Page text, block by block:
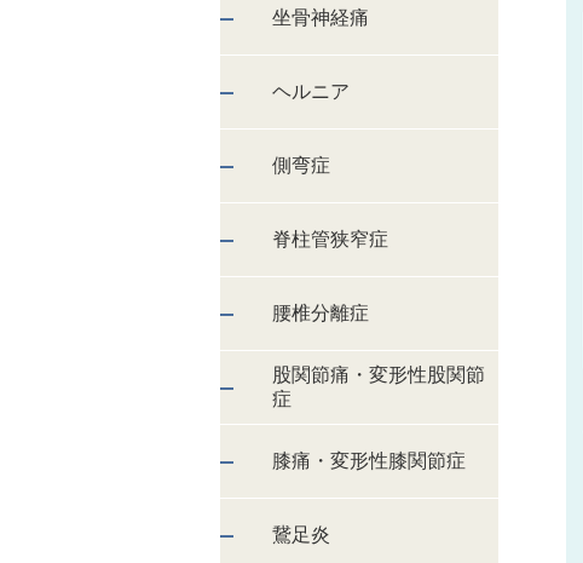
坐骨神経痛
ヘルニア
側弯症
脊柱管狭窄症
腰椎分離症
股関節痛・変形性股関節
症
膝痛・変形性膝関節症
鵞足炎